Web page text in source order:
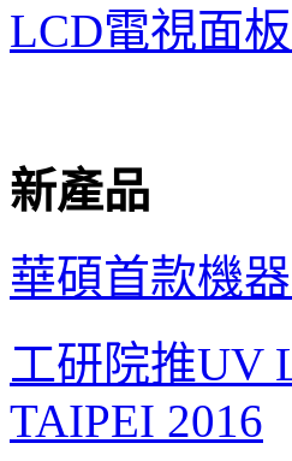
LCD電視面板
新產品
華碩首款機
工研院推UV
TAIPEI 2016